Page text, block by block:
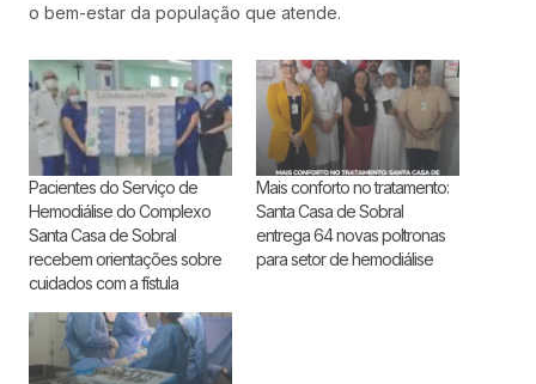
o bem-estar da população que atende.
Pacientes do Serviço de
Hemodiálise do Complexo
Santa Casa de Sobral
recebem orientações sobre
cuidados com a fístula
Mais conforto no tratamento:
Santa Casa de Sobral
entrega 64 novas poltronas
para setor de hemodiálise